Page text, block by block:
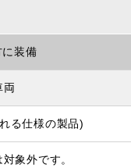
装備
両
る仕様の製品)
象外です。